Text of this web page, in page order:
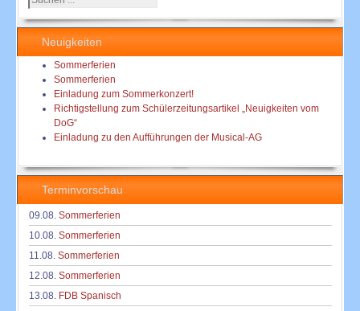
...
Neuigkeiten
Sommerferien
Sommerferien
Einladung zum Sommerkonzert!
Richtigstellung zum Schülerzeitungsartikel „Neuigkeiten vom
DoG“
Einladung zu den Aufführungen der Musical-AG
Terminvorschau
09.08. Sommerferien
10.08. Sommerferien
11.08. Sommerferien
12.08. Sommerferien
13.08. FDB Spanisch